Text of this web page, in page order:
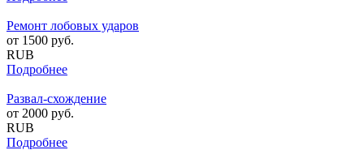
Ремонт лобовых ударов
от 1500 руб.
RUB
Подробнее
Развал-схождение
от 2000 руб.
RUB
Подробнее